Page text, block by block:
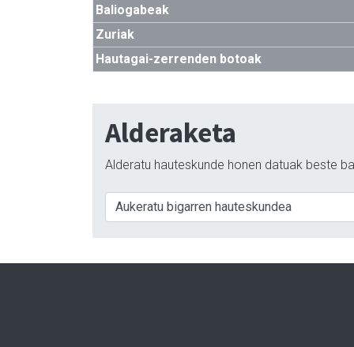
Baliogabeak
Zuriak
Hautagai-zerrenden botoak
Alderaketa
Alderatu hauteskunde honen datuak beste